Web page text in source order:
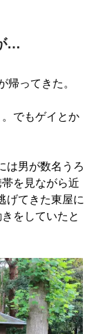
…
ってきた。
。でもゲイとか
は男が数名うろ
を見ながら近
げてきた東屋に
をしていたと